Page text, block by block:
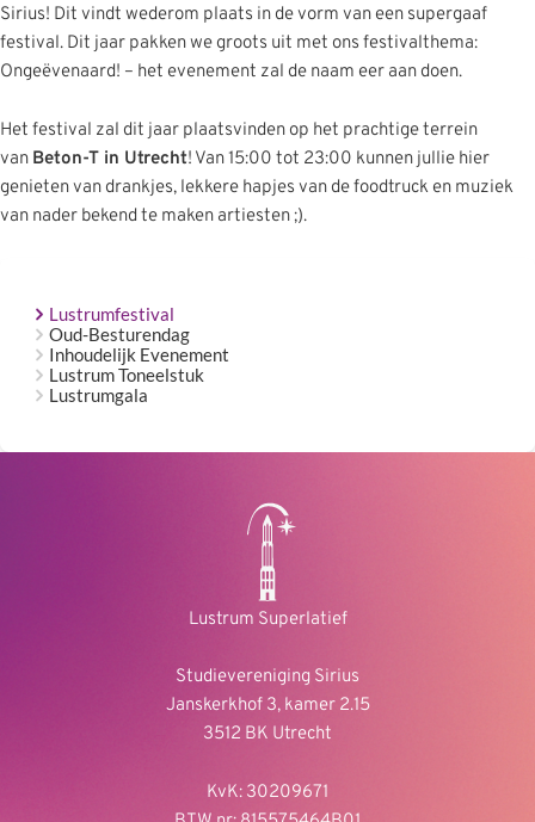
Sirius! Dit vindt wederom plaats in de vorm van een supergaaf
festival. Dit jaar pakken we groots uit met ons festivalthema:
Ongeëvenaard! – het evenement zal de naam eer aan doen.
Het festival zal dit jaar plaatsvinden op het prachtige terrein
van Beton-T in Utrecht! Van 15:00 tot 23:00 kunnen jullie hier
genieten van drankjes, lekkere hapjes van de foodtruck en muziek
van nader bekend te maken artiesten ;).
Lustrumfestival
Oud-Besturendag
Inhoudelijk Evenement
Lustrum Toneelstuk
Lustrumgala
Lustrum Superlatief
Studievereniging Sirius
Janskerkhof 3, kamer 2.15
3512 BK Utrecht
KvK: 30209671